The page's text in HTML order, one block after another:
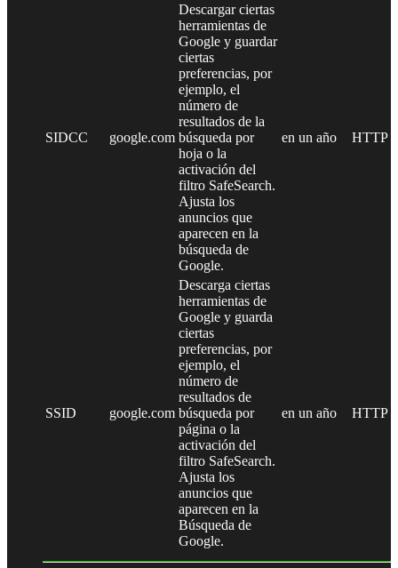
SIDCC google.com
Descargar ciertas
herramientas de
Google y guardar
ciertas
preferencias, por
ejemplo, el
número de
resultados de la
búsqueda por
hoja o la
activación del
filtro SafeSearch.
Ajusta los
anuncios que
aparecen en la
búsqueda de
Google.
en un año HTTP
SSID google.com
Descarga ciertas
herramientas de
Google y guarda
ciertas
preferencias, por
ejemplo, el
número de
resultados de
búsqueda por
página o la
activación del
filtro SafeSearch.
Ajusta los
anuncios que
aparecen en la
Búsqueda de
Google.
en un año HTTP